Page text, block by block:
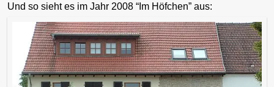
Und so sieht es im Jahr 2008 “Im Höfchen” aus: